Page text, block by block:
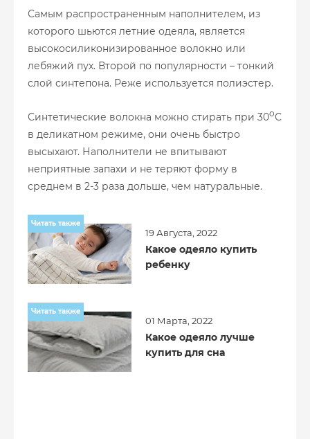
Самым распространенным наполнителем, из
которого шьются летние одеяла, является
высокосиликонизированное волокно или
лебяжий пух. Второй по популярности – тонкий
слой синтепона. Реже используется полиэстер.
Синтетические волокна можно стирать при 30оС
в деликатном режиме, они очень быстро
высыхают. Наполнители не впитывают
неприятные запахи и не теряют форму в
среднем в 2-3 раза дольше, чем натуральные.
Читать также
19 Августа, 2022
Какое одеяло купить
ребенку
Читать также
01 Марта, 2022
Какое одеяло лучше
купить для сна